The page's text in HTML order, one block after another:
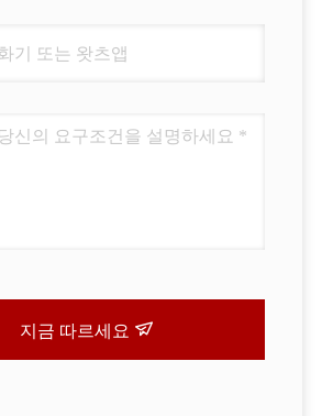
지금 따르세요